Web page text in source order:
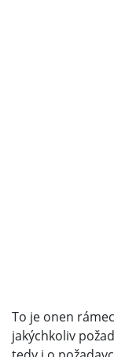
To je onen
jakýchkoliv